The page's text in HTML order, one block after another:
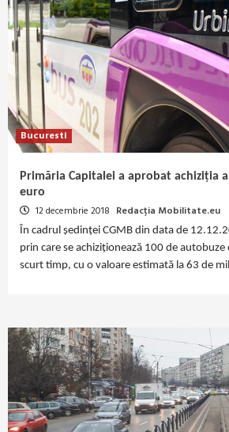
Bucuresti
Primăria Capitalei a aprobat achiziția
euro
12 decembrie 2018 Redacția Mobilitate.eu
În cadrul ședinței CGMB din data de
prin care se achiziționează 100 de
scurt timp, cu o valoare estimată la 63 de